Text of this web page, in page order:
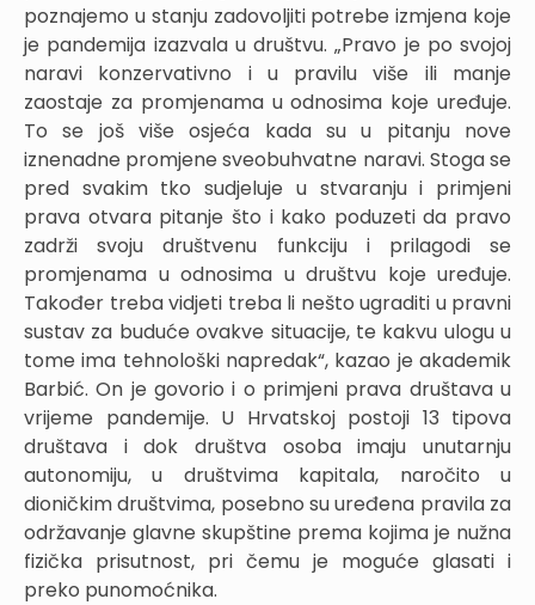
poznajemo u stanju zadovoljiti potrebe izmjena koje
je pandemija izazvala u društvu. „Pravo je po svojoj
naravi konzervativno i u pravilu više ili manje
zaostaje za promjenama u odnosima koje uređuje.
To se još više osjeća kada su u pitanju nove
iznenadne promjene sveobuhvatne naravi. Stoga se
pred svakim tko sudjeluje u stvaranju i primjeni
prava otvara pitanje što i kako poduzeti da pravo
zadrži svoju društvenu funkciju i prilagodi se
promjenama u odnosima u društvu koje uređuje.
Također treba vidjeti treba li nešto ugraditi u pravni
sustav za buduće ovakve situacije, te kakvu ulogu u
tome ima tehnološki napredak“, kazao je akademik
Barbić. On je govorio i o primjeni prava društava u
vrijeme pandemije. U Hrvatskoj postoji 13 tipova
društava i dok društva osoba imaju unutarnju
autonomiju, u društvima kapitala, naročito u
dioničkim društvima, posebno su uređena pravila za
održavanje glavne skupštine prema kojima je nužna
fizička prisutnost, pri čemu je moguće glasati i
preko punomoćnika.